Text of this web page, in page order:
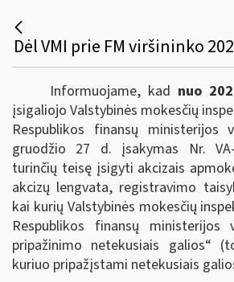
Informuojame, kad nuo
įsigaliojo Valstybinės mokesčių
Respublikos finansų ministerijos
gruodžio 27 d. įsakymas Nr.
turinčių teisę įsigyti akcizais
akcizų lengvata, registravimo
kai kurių Valstybinės mokesčių
Respublikos finansų ministerijos
pripažinimo netekusiais galios“
kuriuo pripažįstami netekusiais